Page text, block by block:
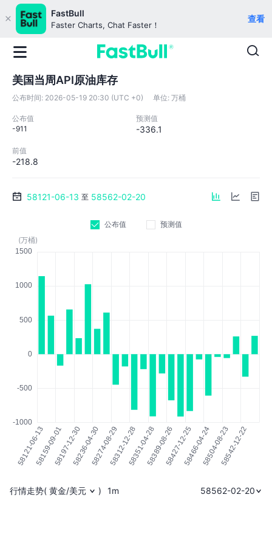
FastBull
Faster Charts, Chat Faster！
查看
美国当周API原油库存
公布时间: 2026-05-19 20:30 (UTC +0) 单位: 万桶
公布值
-911
预测值
-336.1
前值
-218.8
58121-06-13 至 58562-02-20
公布值
预测值
(万桶)
行情走势( 黄金/美元 ) 1m 58562-02-20